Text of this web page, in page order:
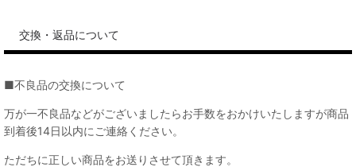
交換・返品について
■不良品の交換について
万が一不良品などがございましたらお手数をおかけいたしますが商品
到着後14日以内にご連絡ください。
ただちに正しい商品をお送りさせて頂きます。